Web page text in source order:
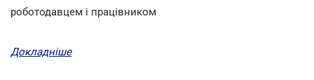
роботодавцем і працівником
Докладніше